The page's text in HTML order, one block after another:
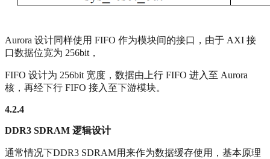
Aurora 设计同样使用 FIFO 作为模块间的接口，由于 AXI 接
口数据位宽为 256bit，
FIFO 设计为 256bit 宽度，数据由上行 FIFO 进入至 Aurora
核，再经下行 FIFO 接入至下游模块。
4.2.4
DDR3 SDRAM 逻辑设计
通常情况下DDR3 SDRAM用来作为数据缓存使用，基本原理